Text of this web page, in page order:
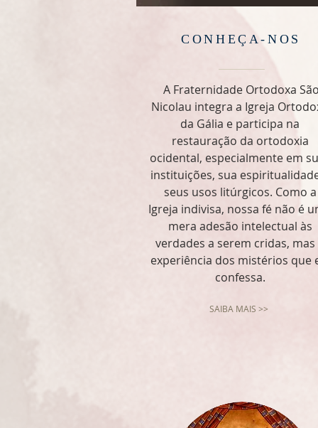
CONHEÇA-NOS
A Fraternidade Ortodoxa
Nicolau integra a Igreja
da Gália e participa na
restauração da ortodoxia
ocidental, especialmente em
instituições, sua
seus usos litúrgicos. Como a
Igreja indivisa, nossa fé não é
mera adesão intelectual às
verdades a serem cridas, mas
experiência dos mistérios que
confessa.
SAIBA MAIS >>